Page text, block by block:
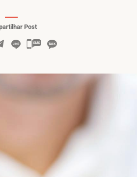
Post
카카오톡